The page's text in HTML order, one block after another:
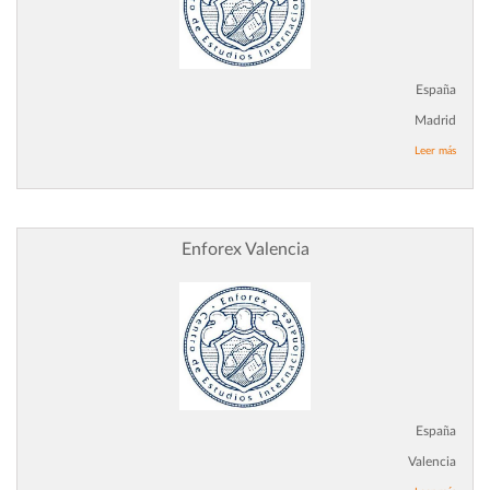
España
Madrid
Leer más
Enforex Valencia
España
Valencia